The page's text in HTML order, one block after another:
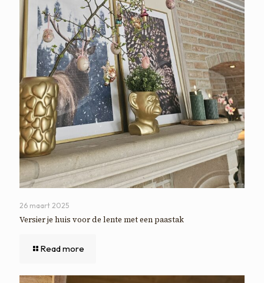
26 maart 2025
Versier je huis voor de lente met een paastak
Read more